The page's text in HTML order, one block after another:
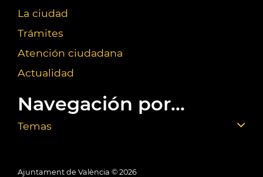
La ciudad
Trámites
Atención ciudadana
Actualidad
Navegación por...
Temas
Ajuntament de València © 2026